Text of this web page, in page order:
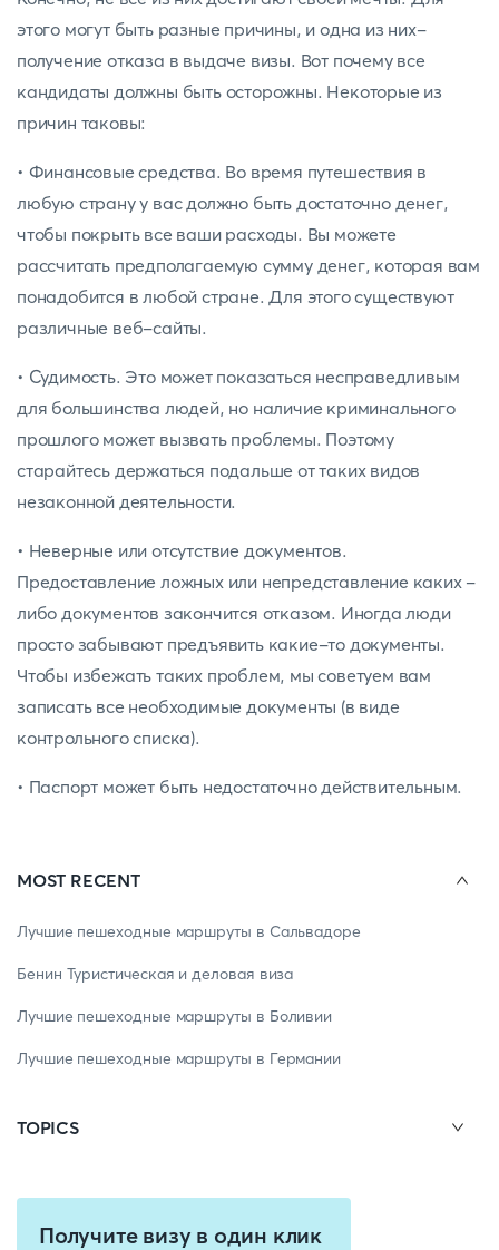
этого могут быть разные причины, и одна из них-
получение отказа в выдаче визы. Вот почему все
кандидаты должны быть осторожны. Некоторые из
причин таковы:
• Финансовые средства. Во время путешествия в
любую страну у вас должно быть достаточно денег,
чтобы покрыть все ваши расходы. Вы можете
рассчитать предполагаемую сумму денег, которая вам
понадобится в любой стране. Для этого существуют
различные веб-сайты.
• Судимость. Это может показаться несправедливым
для большинства людей, но наличие криминального
прошлого может вызвать проблемы. Поэтому
старайтесь держаться подальше от таких видов
незаконной деятельности.
• Неверные или отсутствие документов.
Предоставление ложных или непредставление каких -
либо документов закончится отказом. Иногда люди
просто забывают предъявить какие-то документы.
Чтобы избежать таких проблем, мы советуем вам
записать все необходимые документы (в виде
контрольного списка).
• Паспорт может быть недостаточно действительным.
MOST RECENT
Лучшие пешеходные маршруты в Сальвадоре
Бенин Туристическая и деловая виза
Лучшие пешеходные маршруты в Боливии
Лучшие пешеходные маршруты в Германии
TOPICS
Получите визу в один клик